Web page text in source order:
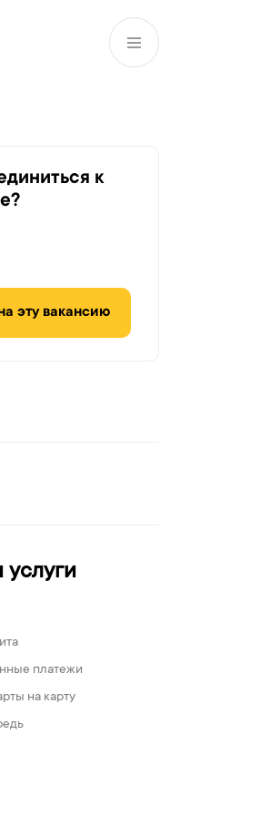
RU
к
эту вакансию
платежи
на карту